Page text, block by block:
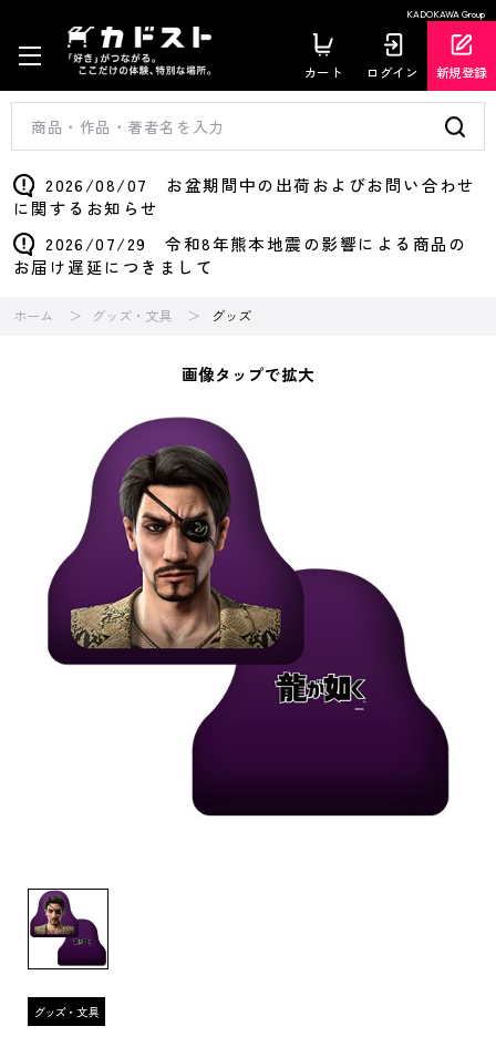
KADOKAWA Group
カート ログイン 新規登録
2026/08/07 お盆期間中の出荷およびお問い合わせ
に関するお知らせ
2026/07/29 令和8年熊本地震の影響による商品の
お届け遅延につきまして
ホーム グッズ・文具 グッズ
画像タップで拡大